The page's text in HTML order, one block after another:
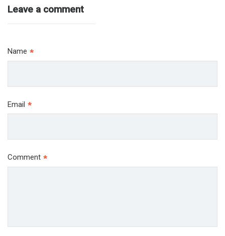
Leave a comment
Name *
Email *
Comment *